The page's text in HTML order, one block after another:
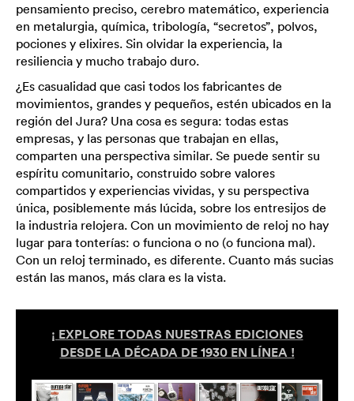
pensamiento preciso, cerebro matemático, experiencia
en metalurgia, química, tribología, “secretos”, polvos,
pociones y elixires. Sin olvidar la experiencia, la
resiliencia y mucho trabajo duro.
¿Es casualidad que casi todos los fabricantes de
movimientos, grandes y pequeños, estén ubicados en la
región del Jura? Una cosa es segura: todas estas
empresas, y las personas que trabajan en ellas,
comparten una perspectiva similar. Se puede sentir su
espíritu comunitario, construido sobre valores
compartidos y experiencias vividas, y su perspectiva
única, posiblemente más lúcida, sobre los entresijos de
la industria relojera. Con un movimiento de reloj no hay
lugar para tonterías: o funciona o no (o funciona mal).
Con un reloj terminado, es diferente. Cuanto más sucias
están las manos, más clara es la vista.
¡ EXPLORE TODAS NUESTRAS EDICIONES
DESDE LA DÉCADA DE 1930 EN LÍNEA !